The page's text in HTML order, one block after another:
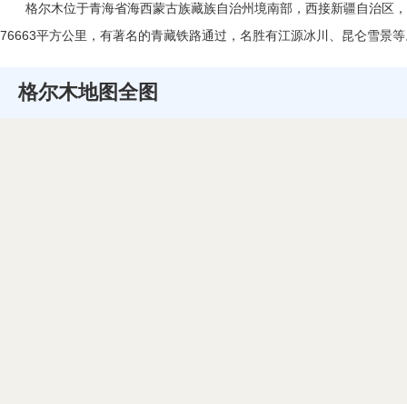
格尔木位于青海省海西蒙古族藏族自治州境南部，西接新疆自治区
76663平方公里，有著名的青藏铁路通过，名胜有江源冰川、昆仑雪景
格尔木地图全图